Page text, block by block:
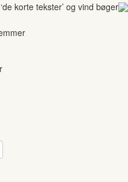
korte tekster’ og vind bøger